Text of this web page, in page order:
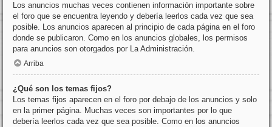
Los anuncios muchas veces contienen información importante sobre
el foro que se encuentra leyendo y debería leerlos cada vez que sea
posible. Los anuncios aparecen al principio de cada página en el foro
donde se publicaron. Como en los anuncios globales, los permisos
para anuncios son otorgados por La Administración.
Arriba
¿Qué son los temas fijos?
Los temas fijos aparecen en el foro por debajo de los anuncios y solo
en la primer página. Muchas veces son importantes por lo que
debería leerlos cada vez que sea posible. Como en los anuncios